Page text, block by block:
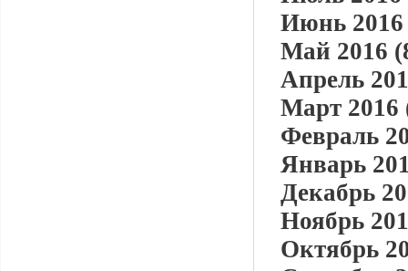
Июнь 2016
Май 2016
Апрель
Март 2016
Февраль
Январь
Декабрь
Ноябрь
Октябрь